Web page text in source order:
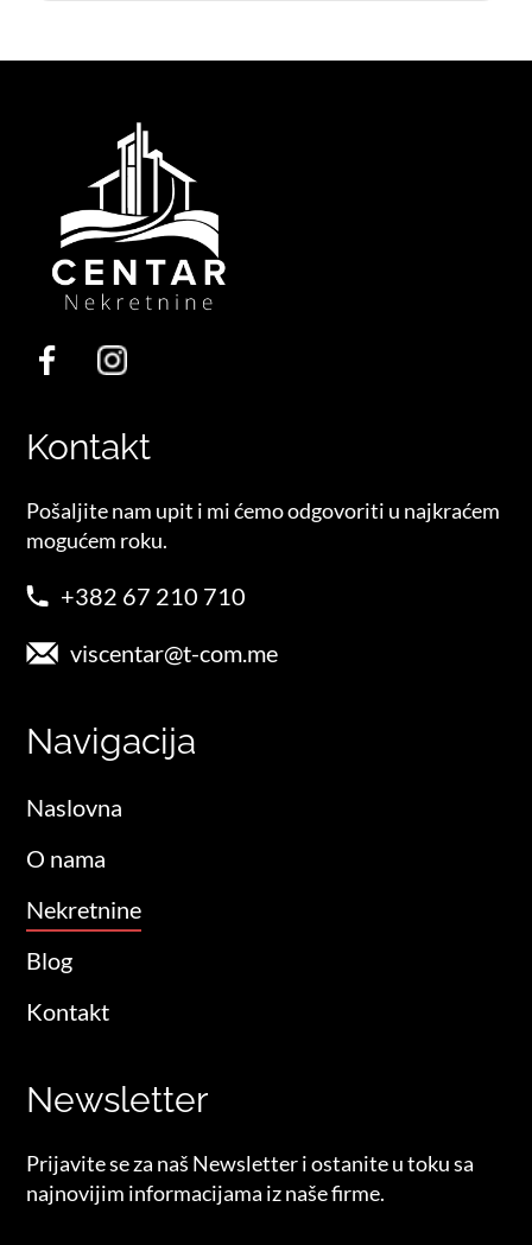
Kontakt
Pošaljite nam upit i mi ćemo odgovoriti u najkraćem
mogućem roku.
+382 67 210 710
viscentar@t-com.me
Navigacija
Naslovna
O nama
Nekretnine
Blog
Kontakt
Newsletter
Prijavite se za naš Newsletter i ostanite u toku sa
najnovijim informacijama iz naše firme.